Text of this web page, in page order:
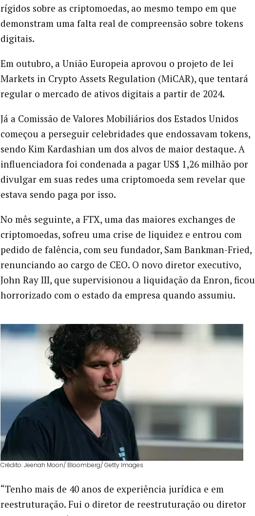
rígidos sobre as criptomoedas, ao mesmo tempo em que
demonstram uma falta real de compreensão sobre tokens
digitais.
Em outubro, a União Europeia aprovou o projeto de lei
Markets in Crypto Assets Regulation (MiCAR), que tentará
regular o mercado de ativos digitais a partir de 2024.
Já a Comissão de Valores Mobiliários dos Estados Unidos
começou a perseguir celebridades que endossavam tokens,
sendo Kim Kardashian um dos alvos de maior destaque. A
influenciadora foi condenada a pagar US$ 1,26 milhão por
divulgar em suas redes uma criptomoeda sem revelar que
estava sendo paga por isso.
No mês seguinte, a FTX, uma das maiores exchanges de
criptomoedas, sofreu uma crise de liquidez e entrou com
pedido de falência, com seu fundador, Sam Bankman-Fried,
renunciando ao cargo de CEO. O novo diretor executivo,
John Ray III, que supervisionou a liquidação da Enron, ficou
horrorizado com o estado da empresa quando assumiu.
Crédito: Jeenah Moon/ Bloomberg/ Getty Images
“Tenho mais de 40 anos de experiência jurídica e em
reestruturação. Fui o diretor de reestruturação ou diretor